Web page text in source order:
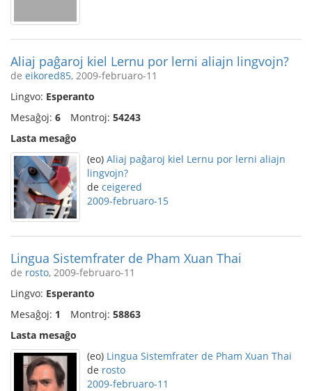
Aliaj paĝaroj kiel Lernu por lerni aliajn lingvojn?
de eikored85, 2009-februaro-11
Lingvo: Esperanto
Mesaĝoj: 6 Montroj: 54243
Lasta mesaĝo
(eo) Aliaj paĝaroj kiel Lernu por lerni aliajn
lingvojn?
de ceigered
2009-februaro-15
Lingua Sistemfrater de Pham Xuan Thai
de rosto, 2009-februaro-11
Lingvo: Esperanto
Mesaĝoj: 1 Montroj: 58863
Lasta mesaĝo
(eo) Lingua Sistemfrater de Pham Xuan Thai
de rosto
2009-februaro-11